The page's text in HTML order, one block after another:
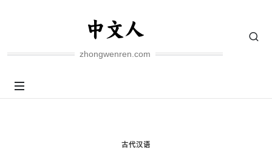
zhongwenren.com
古代汉语